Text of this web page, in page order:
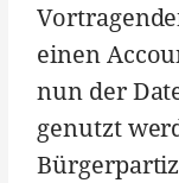
einen
nun der
genutzt